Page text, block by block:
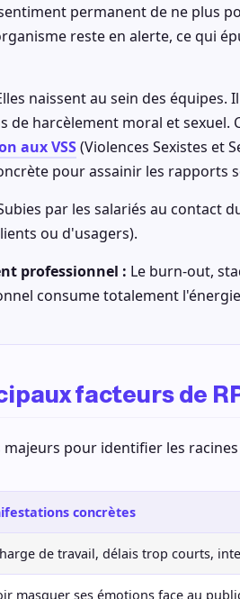
permanent de ne plus
reste en alerte, ce qui
naissent au sein des équipes.
de harcèlement moral et sexuel.
aux VSS(Violences Sexistes et
pour assainir les rapports
par les salariés au contact
ou d'usagers).
professionnel : Le burn-out,
consume totalement
facteurs de
pour identifier les
concrètes
de travail, délais trop courts,
masquer ses émotions face au